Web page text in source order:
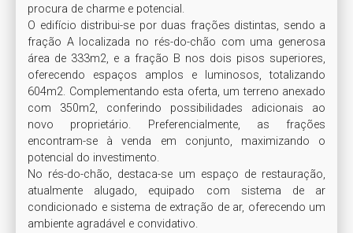
procura de charme e potencial.
O edifício distribui-se por duas frações distintas, sendo a
fração A localizada no rés-do-chão com uma generosa
área de 333m2, e a fração B nos dois pisos superiores,
oferecendo espaços amplos e luminosos, totalizando
604m2. Complementando esta oferta, um terreno anexado
com 350m2, conferindo possibilidades adicionais ao
novo proprietário. Preferencialmente, as frações
encontram-se à venda em conjunto, maximizando o
potencial do investimento.
No rés-do-chão, destaca-se um espaço de restauração,
atualmente alugado, equipado com sistema de ar
condicionado e sistema de extração de ar, oferecendo um
ambiente agradável e convidativo.